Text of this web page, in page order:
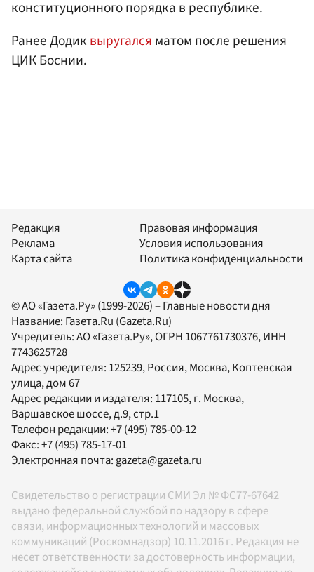
конституционного порядка в республике.
Ранее Додиквыругалсяматом после решения
ЦИК Боснии.
Редакция
Реклама
Карта сайта
Правовая информация
Условия использования
Политика конфиденциальности
© АО «Газета.Ру» (1999-2026) – Главные новости дня
Название: Газета.Ru (Gazeta.Ru)
Учредитель:АО «Газета.Ру», ОГРН 1067761730376, ИНН
7743625728
Адрес учредителя: 125239, Россия, Москва, Коптевская
улица, дом 67
Адрес редакции и издателя: 117105, г. Москва,
Варшавское шоссе, д.9, стр.1
Телефон редакции:+7 (495) 785-00-12
Факс:+7 (495) 785-17-01
Электронная почта: gazeta@gazeta.ru
Свидетельство о регистрации СМИ Эл № ФС77-67642
выдано федеральной службой по надзору в сфере
связи, информационных технологий и массовых
коммуникаций (Роскомнадзор) 10.11.2016 г. Редакция не
несет ответственности за достоверность информации,